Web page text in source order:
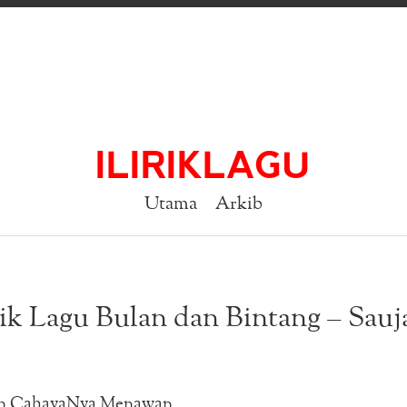
ILIRIKLAGU
Utama Arkib
Lagu Bulan dan Bintang –
CahayaNya Menawan